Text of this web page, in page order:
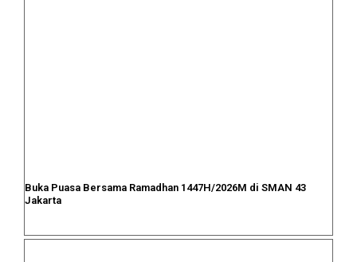
Buka Puasa Bersama Ramadhan 1447H/2026M di SMAN 43
Jakarta